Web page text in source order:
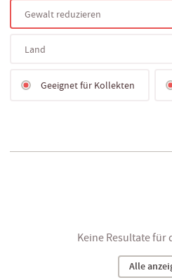
Gewalt reduzieren
Land
Geeignet für Kollekten
Keine Resultate für
Alle